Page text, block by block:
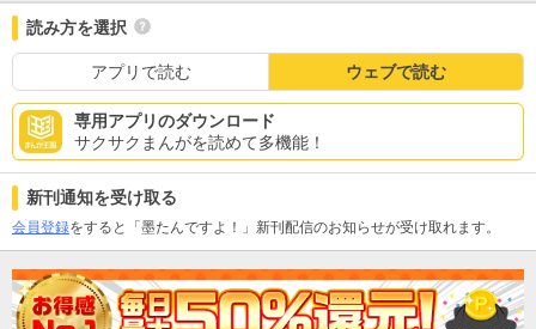
読み方を選択
アプリで読む ウェブで読む
専用アプリのダウンロード
サクサクまんがを読めて多機能！
新刊通知を受け取る
会員登録をすると「墨たんですよ！」新刊配信のお知らせが受け取れます。